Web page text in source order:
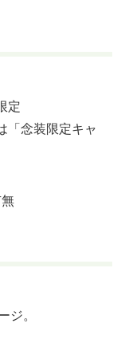
定
「念装限定キャ
ジ。